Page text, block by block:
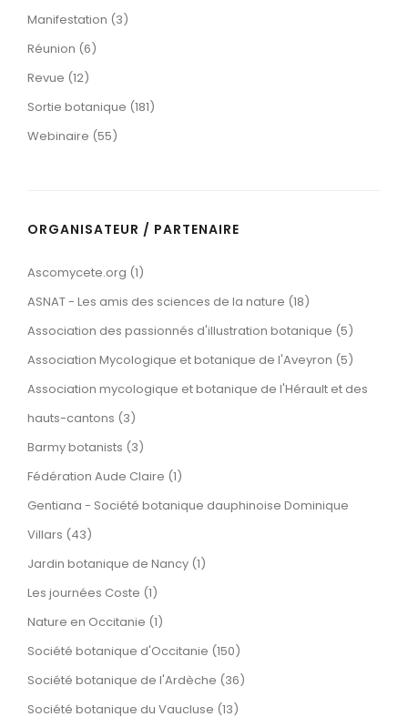
Manifestation (3)
Réunion (6)
Revue (12)
Sortie botanique (181)
Webinaire (55)
ORGANISATEUR / PARTENAIRE
Ascomycete.org (1)
ASNAT - Les amis des sciences de la nature (18)
Association des passionnés d'illustration botanique (5)
Association Mycologique et botanique de l'Aveyron (5)
Association mycologique et botanique de l'Hérault et des
hauts-cantons (3)
Barmy botanists (3)
Fédération Aude Claire (1)
Gentiana - Société botanique dauphinoise Dominique
Villars (43)
Jardin botanique de Nancy (1)
Les journées Coste (1)
Nature en Occitanie (1)
Société botanique d'Occitanie (150)
Société botanique de l'Ardèche (36)
Société botanique du Vaucluse (13)